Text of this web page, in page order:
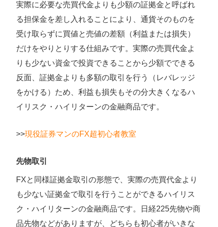
実際に必要な売買代金よりも少額の証拠金と呼ばれ
る担保金を差し入れることにより、通貨そのものを
受け取らずに買値と売値の差額（利益または損失）
だけをやりとりする仕組みです。実際の売買代金よ
りも少ない資金で投資できることから少額でできる
反面、証拠金よりも多額の取引を行う（レバレッジ
をかける）ため、利益も損失もその分大きくなるハ
イリスク・ハイリターンの金融商品です。
>>現役証券マンのFX超初心者教室
先物取引
FXと同様証拠金取引の形態で、実際の売買代金より
も少ない証拠金で取引を行うことができるハイリス
ク・ハイリターンの金融商品です。日経225先物や商
品先物などがありますが、どちらも初心者がいきな